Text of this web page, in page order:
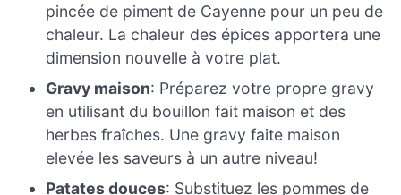
pincée de piment de Cayenne pour un peu de
chaleur. La chaleur des épices apportera une
dimension nouvelle à votre plat.
Gravy maison: Préparez votre propre gravy
en utilisant du bouillon fait maison et des
herbes fraîches. Une gravy faite maison
elevée les saveurs à un autre niveau!
Patates douces: Substituez les pommes de